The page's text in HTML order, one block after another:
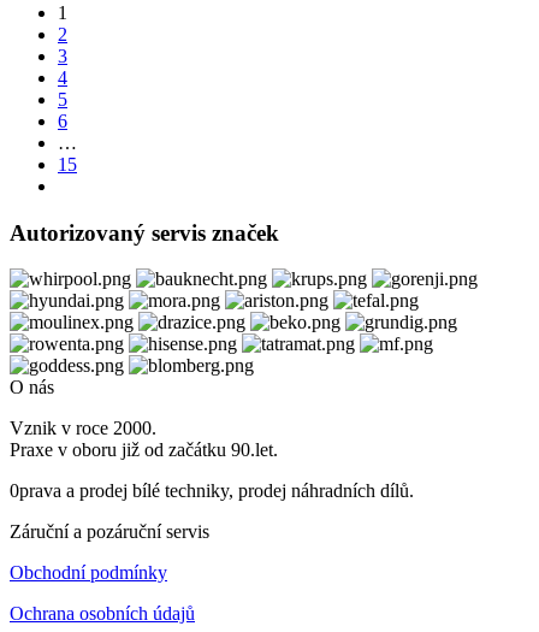
1
2
3
4
5
6
…
15
Autorizovaný servis značek
O nás
Vznik v roce 2000.
Praxe v oboru již od začátku 90.let.
0prava a prodej bílé techniky, prodej náhradních dílů.
Záruční a pozáruční servis
Obchodní podmínky
Ochrana osobních údajů